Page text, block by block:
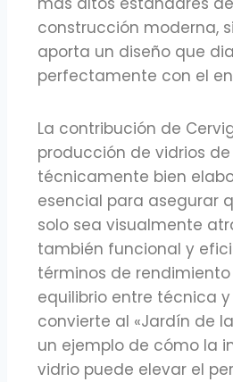
construcción moderna,
aporta un diseño que
perfectamente con el
La contribución de
producción de vidrios
técnicamente bien
esencial para asegurar
solo sea visualmente
también funcional y
términos de rendimiento
equilibrio entre técnica
convierte al «Jardín de
un ejemplo de cómo la
vidrio puede elevar el